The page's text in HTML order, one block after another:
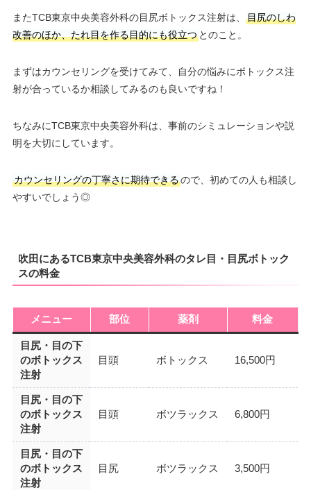
またTCB東京中央美容外科の目尻ボトックス注射は、
目尻のしわ
改善のほか、たれ目を作る目的にも役立つとのこと。
まずはカウンセリングを受けてみて、自分の悩みにボトックス注
射が合っているか相談してみるのも良いですね！
ちなみにTCB東京中央美容外科は、事前のシミュレーションや説
明を大切にしています。
カウンセリングの丁寧さに期待できるので、初めての人も相談し
やすいでしょう◎
吹田にあるTCB東京中央美容外科のタレ目・目尻ボトック
スの料金
メニュー 部位 薬剤 料金
目尻・目の下
のボトックス
注射
目頭 ボトックス 16,500円
目尻・目の下
のボトックス
注射
目頭 ボツラックス 6,800円
目尻・目の下
のボトックス
注射
目尻 ボツラックス 3,500円